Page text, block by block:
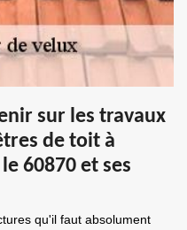
sur les travaux
de toit à
60870 et ses
qu'il faut absolument